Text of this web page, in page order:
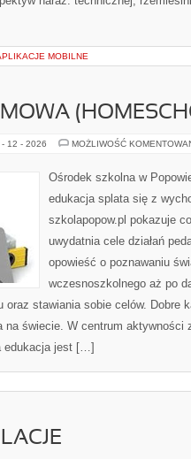
MOBILNE
- 12 - 2026 MOŻLIWOŚĆ
Ośrodek szkolna w
edukacja splata się z
szkolapopow.pl pokazuje
uwydatnia cele działań
opowieść o poznawaniu
wczesnoszkolnego aż po
oraz stawiania sobie celów. Dobre
świecie. W centrum aktywności
edukacja jest […]